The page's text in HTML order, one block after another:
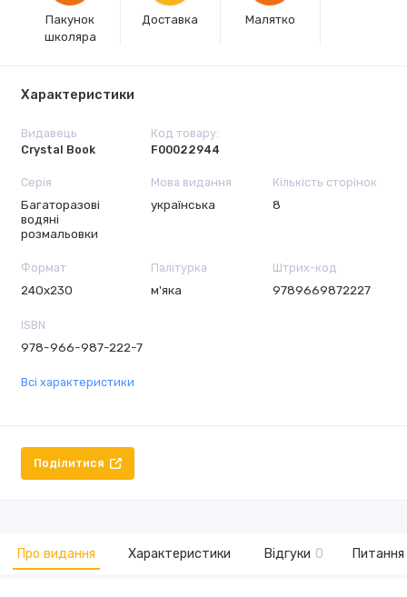
Пакунок
школяра
Доставка Малятко
Характеристики
Видавець
Crystal Book
Код товару:
F00022944
Серія
Багаторазовi
водяні
розмальовки
Мова видання
українська
Кількість сторінок
8
Формат
240х230
Палітурка
м'яка
Штрих-код
9789669872227
ISBN
978-966-987-222-7
Всі характеристики
Поділитися
Про видання Характеристики Відгуки 0 Питання